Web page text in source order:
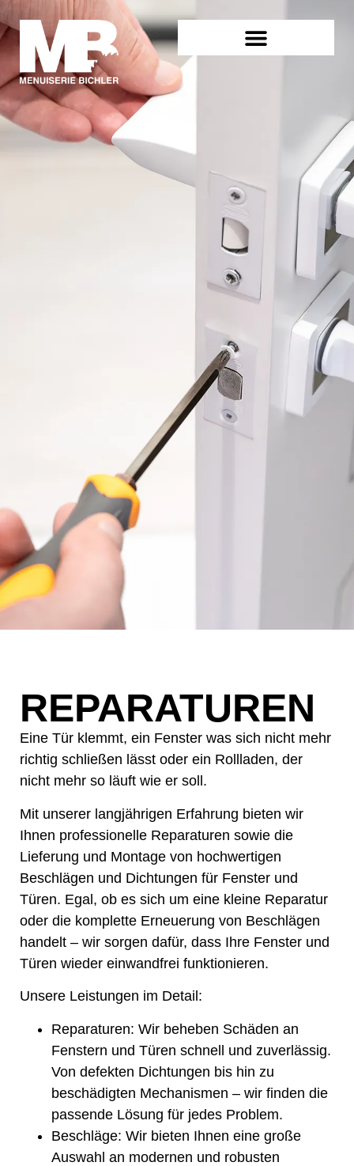
REPARATUREN
Eine Tür klemmt, ein Fenster was sich nicht mehr
richtig schließen lässt oder ein Rollladen, der
nicht mehr so läuft wie er soll.
Mit unserer langjährigen Erfahrung bieten wir
Ihnen professionelle Reparaturen sowie die
Lieferung und Montage von hochwertigen
Beschlägen und Dichtungen für Fenster und
Türen. Egal, ob es sich um eine kleine Reparatur
oder die komplette Erneuerung von Beschlägen
handelt – wir sorgen dafür, dass Ihre Fenster und
Türen wieder einwandfrei funktionieren.
Unsere Leistungen im Detail:
Reparaturen: Wir beheben Schäden an
Fenstern und Türen schnell und zuverlässig.
Von defekten Dichtungen bis hin zu
beschädigten Mechanismen – wir finden die
passende Lösung für jedes Problem.
Beschläge: Wir bieten Ihnen eine große
Auswahl an modernen und robusten